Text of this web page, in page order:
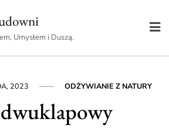
Umysłem i Duszą.
2023 ODŻYWIANIE Z NATURY